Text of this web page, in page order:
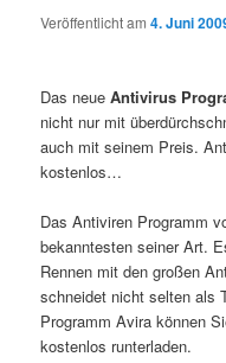
Veröffentlicht am4. Juni
Das neueAntivirus
nicht nur mit
auch mit seinem Preis.
kostenlos…
Das Antiviren Programm
bekanntesten seiner Art.
Rennen mit den großen
schneidet nicht selten als
Programm Avira können
kostenlos runterladen.